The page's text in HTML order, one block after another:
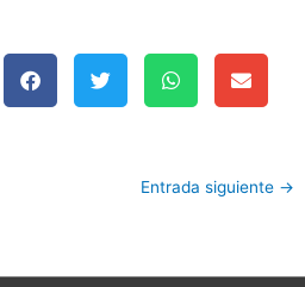
Entrada siguiente →